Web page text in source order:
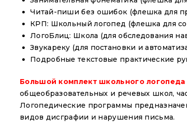
Читай-пиши без ошибок (флешка для
КРП: Школьный логопед (флешка для
ЛогоБлиц: Школа (для обследования
Звукареку (для постановки и
Подробные текстовые практические
Большой комплект школьного логопеда
общеобразовательных и речевых школ,
Логопедические программы
видов дисграфии и нарушения письма.